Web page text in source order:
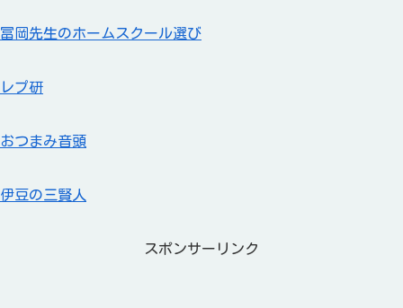
冨岡先生のホームスクール選び
レプ研
おつまみ音頭
伊豆の三賢人
スポンサーリンク